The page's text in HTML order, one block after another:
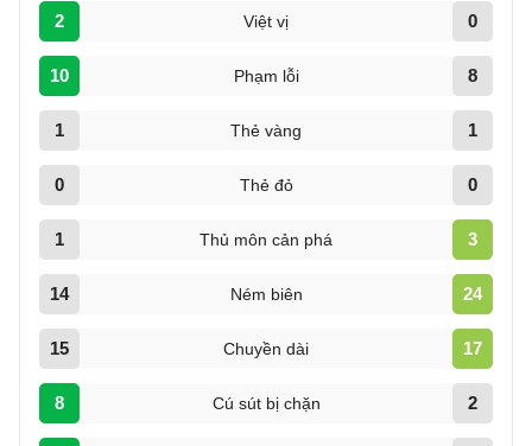
2 Việt vị 0
10 Phạm lỗi 8
1 Thẻ vàng 1
0 Thẻ đỏ 0
1 Thủ môn cản phá 3
14 Ném biên 24
15 Chuyền dài 17
8 Cú sút bị chặn 2